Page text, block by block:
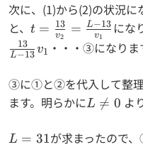
次に、(1)から(2)の状況
と、 t=\frac{13}
{v_2}=\frac{L-
13}{v_1}
t = v2
13 = v1
L−13 にな
L−13
13 v1 ・・・③になりま
③に①と②を代入して整理
ます。明らかにL
0
L 
= 0 よ
L=31
L = 31が求まったので